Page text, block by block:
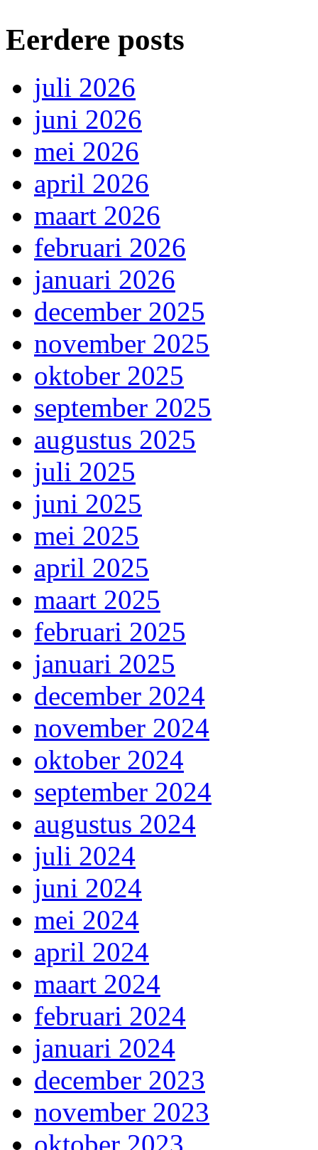
Eerdere posts
juli 2026
juni 2026
mei 2026
april 2026
maart 2026
februari 2026
januari 2026
december 2025
november 2025
oktober 2025
september 2025
augustus 2025
juli 2025
juni 2025
mei 2025
april 2025
maart 2025
februari 2025
januari 2025
december 2024
november 2024
oktober 2024
september 2024
augustus 2024
juli 2024
juni 2024
mei 2024
april 2024
maart 2024
februari 2024
januari 2024
december 2023
november 2023
oktober 2023